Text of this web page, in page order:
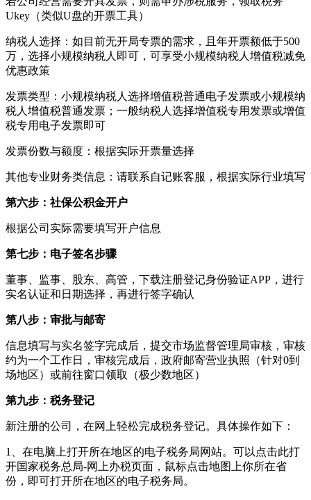
Ukey（类似U盘的开票工具）
纳税人选择：如目前无开局专票的需求，且年开票额低于500
万，选择小规模纳税人即可，可享受小规模纳税人增值税减免
优惠政策
发票类型：小规模纳税人选择增值税普通电子发票或小规模纳
税人增值税普通发票；一般纳税人选择增值税专用发票或增值
税专用电子发票即可
发票份数与额度：根据实际开票量选择
其他专业财务类信息：请联系自记账客服，根据实际行业填写
第六步：社保公积金开户
根据公司实际需要填写开户信息
第七步：电子签名步骤
董事、监事、股东、高管，下载注册登记身份验证APP，进行
实名认证和日期选择，再进行签字确认
第八步：审批与邮寄
信息填写与实名签字完成后，提交市场监督管理局审核，审核
约为一个工作日，审核完成后，政府邮寄营业执照（针对0到
场地区）或前往窗口领取（极少数地区）
第九步：税务登记
新注册的公司，在网上轻松完成税务登记。具体操作如下：
1、在电脑上打开所在地区的电子税务局网站。可以点击此打
开国家税务总局-网上办税页面，鼠标点击地图上你所在省
份，即可打开所在地区的电子税务局。